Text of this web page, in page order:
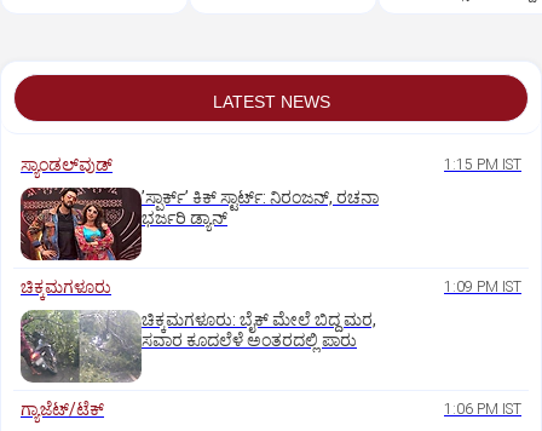
LATEST NEWS
ಸ್ಯಾಂಡಲ್‌ವುಡ್‌ 1:15 PM IST
ʼಸ್ಪಾರ್ಕ್ʼ ಕಿಕ್‌ ಸ್ಟಾರ್ಟ್‌: ನಿರಂಜನ್‌, ರಚನಾ
ಭರ್ಜರಿ ಡ್ಯಾನ್‌
ಚಿಕ್ಕಮಗಳೂರು 1:09 PM IST
ಚಿಕ್ಕಮಗಳೂರು: ಬೈಕ್ ಮೇಲೆ ಬಿದ್ದ ಮರ,
ಸವಾರ ಕೂದಲೆಳೆ ಅಂತರದಲ್ಲಿ ಪಾರು
ಗ್ಯಾಜೆಟ್/ಟೆಕ್ 1:06 PM IST